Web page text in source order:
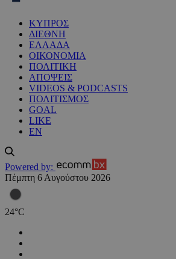
ΚΥΠΡΟΣ
ΔΙΕΘΝΗ
ΕΛΛΑΔΑ
ΟΙΚΟΝΟΜΙΑ
ΠΟΛΙΤΙΚΗ
ΑΠΟΨΕΙΣ
VIDEOS & PODCASTS
ΠΟΛΙΤΙΣΜΟΣ
GOAL
LIKE
EN
Powered by:
Πέμπτη 6 Αυγούστου 2026
24°C